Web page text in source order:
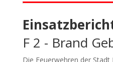
F 2 - Brand
Die Feuerwehren der